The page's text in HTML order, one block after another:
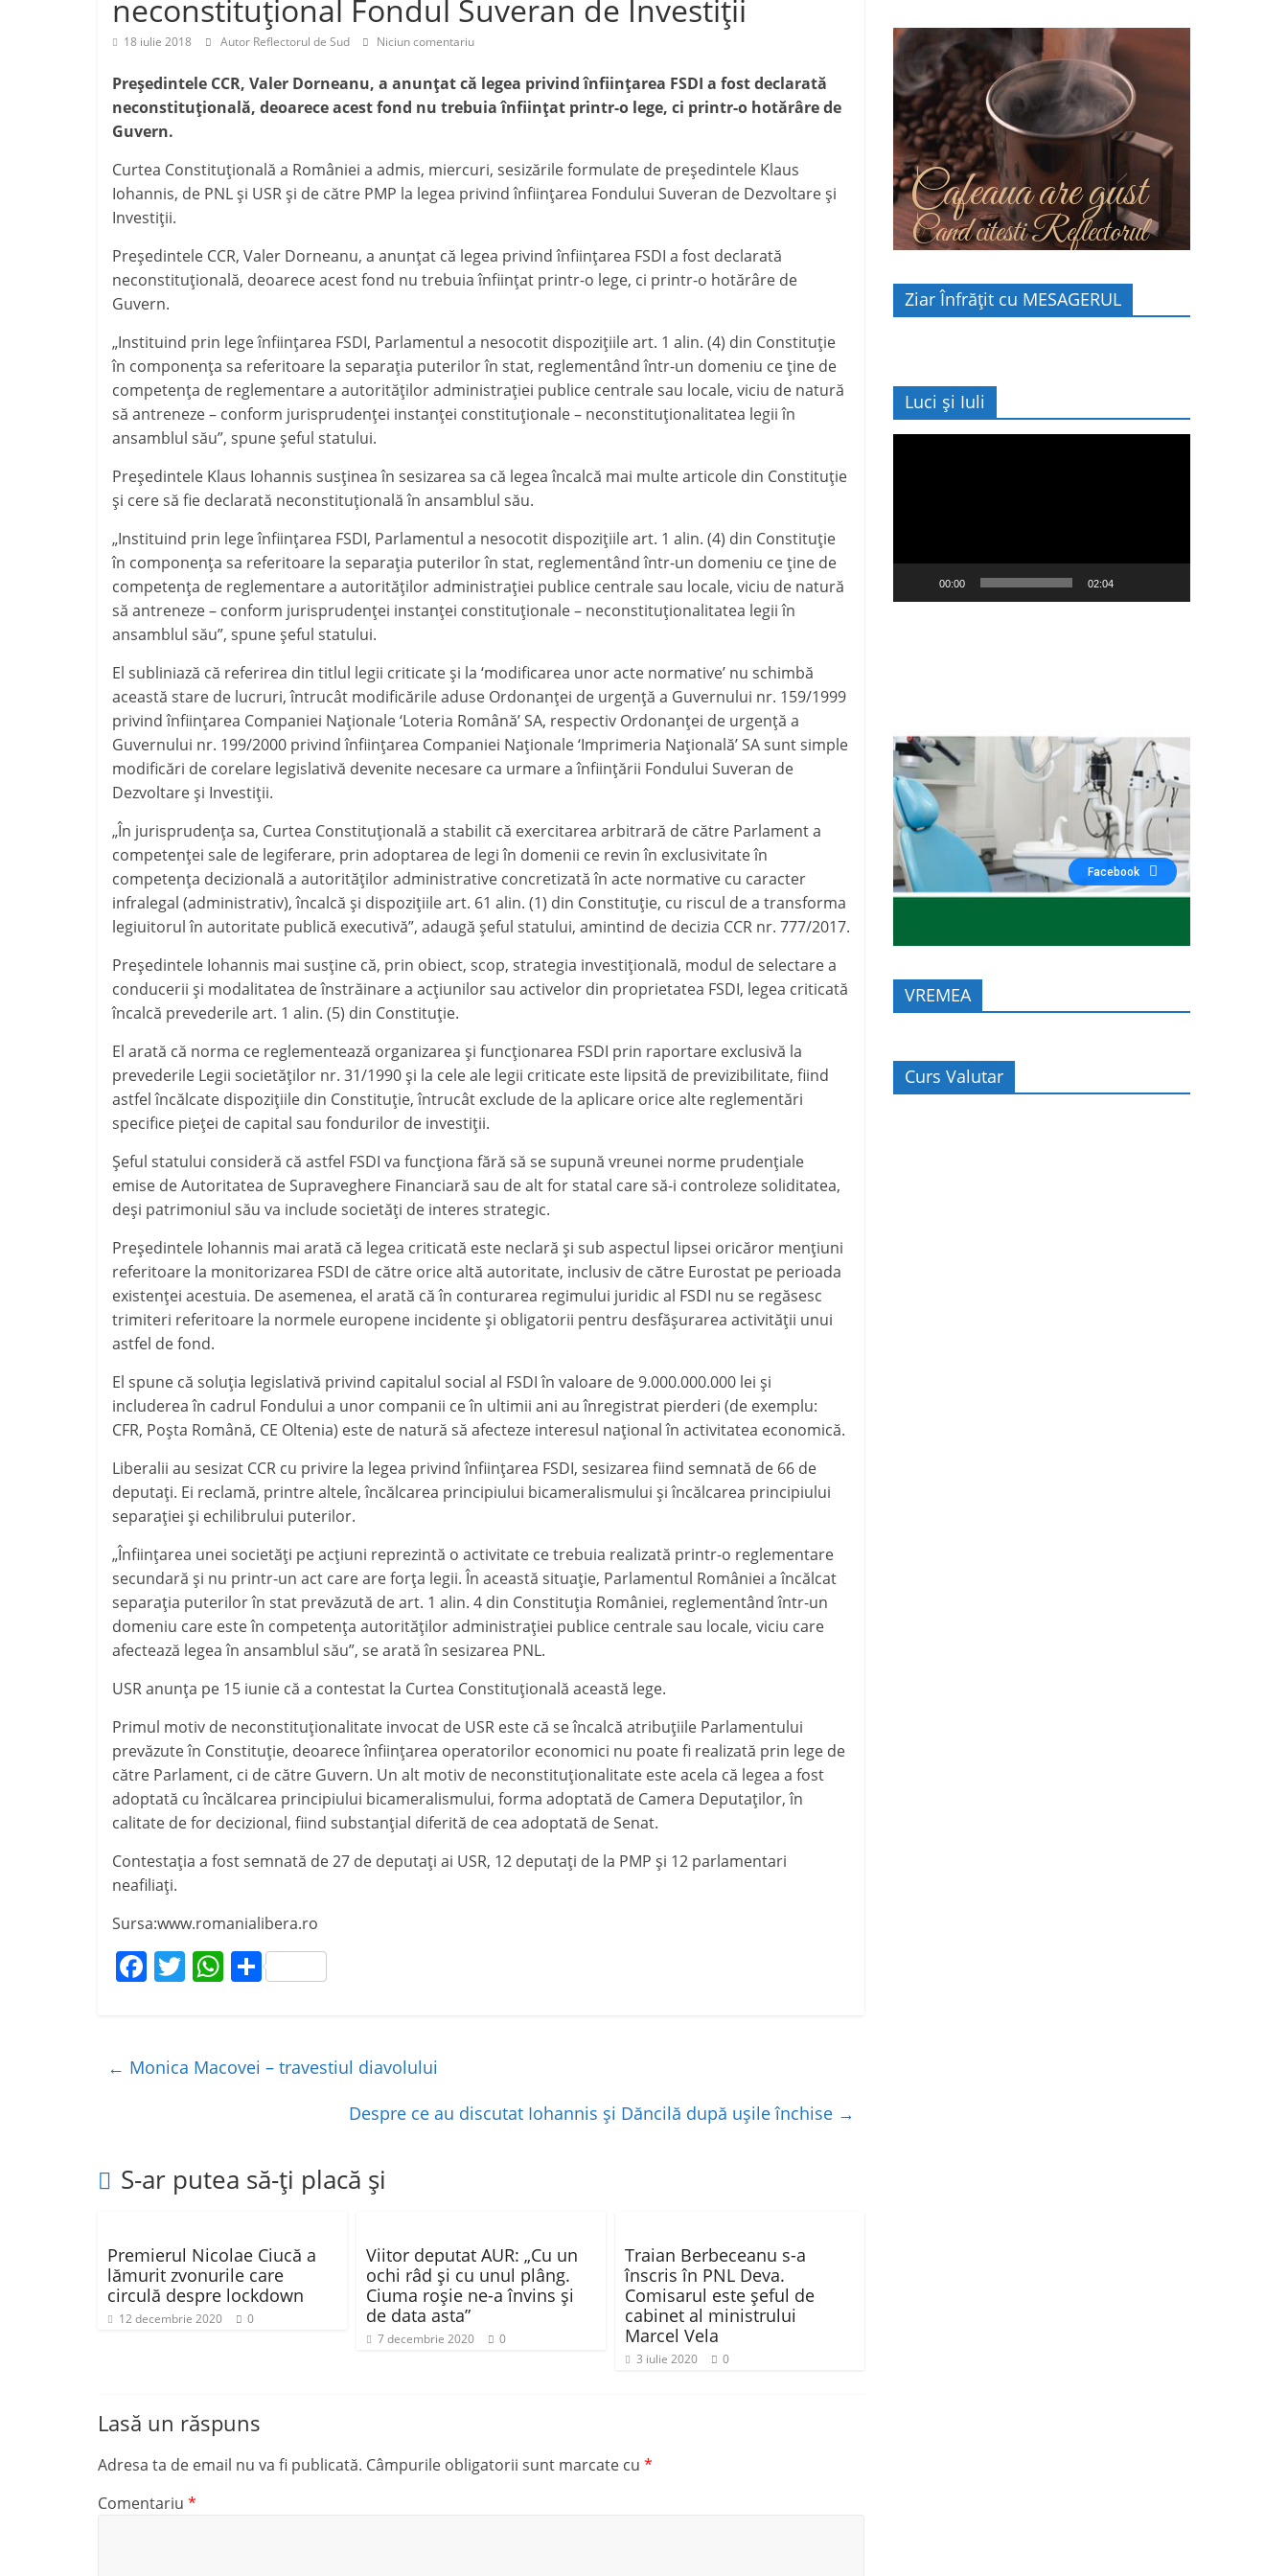
neconstituțional Fondul Suveran de Investiții
18 iulie 2018 Autor Reflectorul de Sud Niciun comentariu
Preşedintele CCR, Valer Dorneanu, a anunţat că legea privind înfiinţarea FSDI a fost declarată
neconstituţională, deoarece acest fond nu trebuia înfiinţat printr-o lege, ci printr-o hotărâre de
Guvern.
Curtea Constituţională a României a admis, miercuri, sesizările formulate de preşedintele Klaus
Iohannis, de PNL şi USR şi de către PMP la legea privind înfiinţarea Fondului Suveran de Dezvoltare şi
Investiţii.
Preşedintele CCR, Valer Dorneanu, a anunţat că legea privind înfiinţarea FSDI a fost declarată
neconstituţională, deoarece acest fond nu trebuia înfiinţat printr-o lege, ci printr-o hotărâre de
Guvern.
„Instituind prin lege înfiinţarea FSDI, Parlamentul a nesocotit dispoziţiile art. 1 alin. (4) din Constituţie
în componenţa sa referitoare la separaţia puterilor în stat, reglementând într-un domeniu ce ţine de
competenţa de reglementare a autorităţilor administraţiei publice centrale sau locale, viciu de natură
să antreneze – conform jurisprudenţei instanţei constituţionale – neconstituţionalitatea legii în
ansamblul său”, spune şeful statului.
Preşedintele Klaus Iohannis susţinea în sesizarea sa că legea încalcă mai multe articole din Constituţie
şi cere să fie declarată neconstituţională în ansamblul său.
„Instituind prin lege înfiinţarea FSDI, Parlamentul a nesocotit dispoziţiile art. 1 alin. (4) din Constituţie
în componenţa sa referitoare la separaţia puterilor în stat, reglementând într-un domeniu ce ţine de
competenţa de reglementare a autorităţilor administraţiei publice centrale sau locale, viciu de natură
să antreneze – conform jurisprudenţei instanţei constituţionale – neconstituţionalitatea legii în
ansamblul său”, spune şeful statului.
El subliniază că referirea din titlul legii criticate şi la ‘modificarea unor acte normative’ nu schimbă
această stare de lucruri, întrucât modificările aduse Ordonanţei de urgenţă a Guvernului nr. 159/1999
privind înfiinţarea Companiei Naţionale ‘Loteria Română’ SA, respectiv Ordonanţei de urgenţă a
Guvernului nr. 199/2000 privind înfiinţarea Companiei Naţionale ‘Imprimeria Naţională’ SA sunt simple
modificări de corelare legislativă devenite necesare ca urmare a înfiinţării Fondului Suveran de
Dezvoltare şi Investiţii.
„În jurisprudenţa sa, Curtea Constituţională a stabilit că exercitarea arbitrară de către Parlament a
competenţei sale de legiferare, prin adoptarea de legi în domenii ce revin în exclusivitate în
competenţa decizională a autorităţilor administrative concretizată în acte normative cu caracter
infralegal (administrativ), încalcă şi dispoziţiile art. 61 alin. (1) din Constituţie, cu riscul de a transforma
legiuitorul în autoritate publică executivă”, adaugă şeful statului, amintind de decizia CCR nr. 777/2017.
Preşedintele Iohannis mai susţine că, prin obiect, scop, strategia investiţională, modul de selectare a
conducerii şi modalitatea de înstrăinare a acţiunilor sau activelor din proprietatea FSDI, legea criticată
încalcă prevederile art. 1 alin. (5) din Constituţie.
El arată că norma ce reglementează organizarea şi funcţionarea FSDI prin raportare exclusivă la
prevederile Legii societăţilor nr. 31/1990 şi la cele ale legii criticate este lipsită de previzibilitate, fiind
astfel încălcate dispoziţiile din Constituţie, întrucât exclude de la aplicare orice alte reglementări
specifice pieţei de capital sau fondurilor de investiţii.
Şeful statului consideră că astfel FSDI va funcţiona fără să se supună vreunei norme prudenţiale
emise de Autoritatea de Supraveghere Financiară sau de alt for statal care să-i controleze soliditatea,
deşi patrimoniul său va include societăţi de interes strategic.
Preşedintele Iohannis mai arată că legea criticată este neclară şi sub aspectul lipsei oricăror menţiuni
referitoare la monitorizarea FSDI de către orice altă autoritate, inclusiv de către Eurostat pe perioada
existenţei acestuia. De asemenea, el arată că în conturarea regimului juridic al FSDI nu se regăsesc
trimiteri referitoare la normele europene incidente şi obligatorii pentru desfăşurarea activităţii unui
astfel de fond.
El spune că soluţia legislativă privind capitalul social al FSDI în valoare de 9.000.000.000 lei şi
includerea în cadrul Fondului a unor companii ce în ultimii ani au înregistrat pierderi (de exemplu:
CFR, Poşta Română, CE Oltenia) este de natură să afecteze interesul naţional în activitatea economică.
Liberalii au sesizat CCR cu privire la legea privind înfiinţarea FSDI, sesizarea fiind semnată de 66 de
deputaţi. Ei reclamă, printre altele, încălcarea principiului bicameralismului şi încălcarea principiului
separaţiei şi echilibrului puterilor.
„Înfiinţarea unei societăţi pe acţiuni reprezintă o activitate ce trebuia realizată printr-o reglementare
secundară şi nu printr-un act care are forţa legii. În această situaţie, Parlamentul României a încălcat
separaţia puterilor în stat prevăzută de art. 1 alin. 4 din Constituţia României, reglementând într-un
domeniu care este în competenţa autorităţilor administraţiei publice centrale sau locale, viciu care
afectează legea în ansamblul său”, se arată în sesizarea PNL.
USR anunţa pe 15 iunie că a contestat la Curtea Constituţională această lege.
Primul motiv de neconstituţionalitate invocat de USR este că se încalcă atribuţiile Parlamentului
prevăzute în Constituţie, deoarece înfiinţarea operatorilor economici nu poate fi realizată prin lege de
către Parlament, ci de către Guvern. Un alt motiv de neconstituţionalitate este acela că legea a fost
adoptată cu încălcarea principiului bicameralismului, forma adoptată de Camera Deputaţilor, în
calitate de for decizional, fiind substanţial diferită de cea adoptată de Senat.
Contestaţia a fost semnată de 27 de deputaţi ai USR, 12 deputaţi de la PMP şi 12 parlamentari
neafiliaţi.
Sursa:www.romanialibera.ro
F
e
k
T
er
W
s
P
je
← Monica Macovei – travestiul diavolului
Despre ce au discutat Iohannis și Dăncilă după ușile închise →
S-ar putea să-ți placă și
Premierul Nicolae Ciucă a
lămurit zvonurile care
circulă despre lockdown
12 decembrie 2020 0
Viitor deputat AUR: „Cu un
ochi râd şi cu unul plâng.
Ciuma roşie ne-a învins şi
de data asta”
7 decembrie 2020 0
Traian Berbeceanu s-a
înscris în PNL Deva.
Comisarul este șeful de
cabinet al ministrului
Marcel Vela
3 iulie 2020 0
Lasă un răspuns
Adresa ta de email nu va fi publicată. Câmpurile obligatorii sunt marcate cu *
Comentariu *
Cafeaua are gust
Cand citesti Reflectorul
Ziar Înfrățit cu MESAGERUL
Luci și Iuli
00:00 02:04
Facebook
VREMEA
Curs Valutar